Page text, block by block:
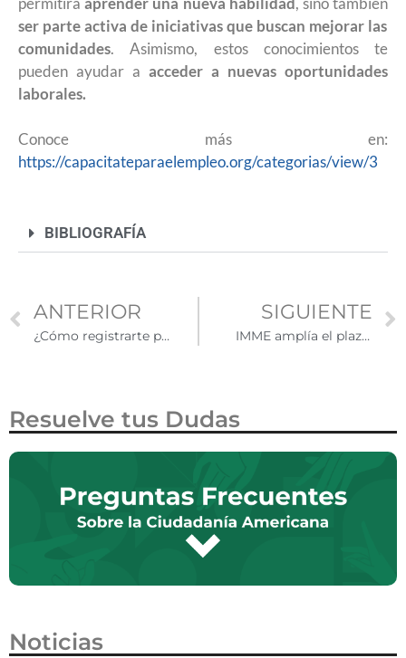
ser parte activa de iniciativas que buscan mejorar las
comunidades. Asimismo, estos conocimientos te
pueden ayudar a acceder a nuevas oportunidades
laborales.
Conoce más en:
https://capacitateparaelempleo.org/categorias/view/3
BIBLIOGRAFÍA
ANTERIOR
¿Cómo registrarte para votar en Estados Unidos y qué debes saber sobre los intentos de exigir prueba de ciudadanía?
SIGUIENTE
IMME amplía el plazo hasta el 19 de agosto para participar en el el 5º Concurso de Literatura para la Diáspora Mexicana
Resuelve tus Dudas
Noticias